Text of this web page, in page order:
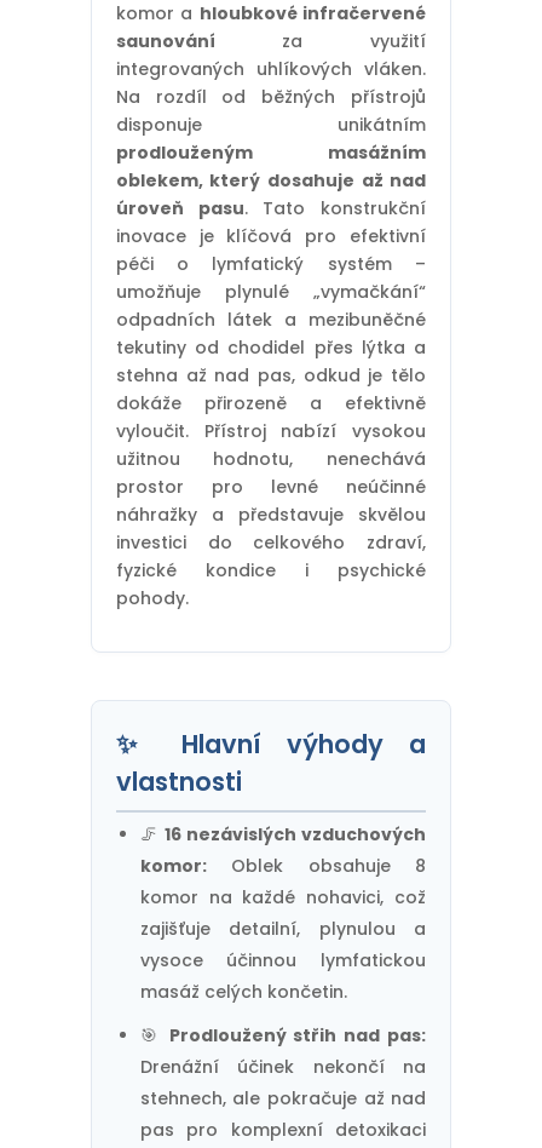
komor a hloubkové infračervené
saunování za využití
integrovaných uhlíkových vláken.
Na rozdíl od běžných přístrojů
disponuje unikátním
prodlouženým masážním
oblekem, který dosahuje až nad
úroveň pasu. Tato konstrukční
inovace je klíčová pro efektivní
péči o lymfatický systém –
umožňuje plynulé „vymačkání“
odpadních látek a mezibuněčné
tekutiny od chodidel přes lýtka a
stehna až nad pas, odkud je tělo
dokáže přirozeně a efektivně
vyloučit. Přístroj nabízí vysokou
užitnou hodnotu, nenechává
prostor pro levné neúčinné
náhražky a představuje skvělou
investici do celkového zdraví,
fyzické kondice i psychické
pohody.
✨ Hlavní výhody a
vlastnosti
🦵 16 nezávislých vzduchových
komor:Oblek obsahuje 8
komor na každé nohavici, což
zajišťuje detailní, plynulou a
vysoce účinnou lymfatickou
masáž celých končetin.
🎯 Prodloužený střih nad pas:
Drenážní účinek nekončí na
stehnech, ale pokračuje až nad
pas pro komplexní detoxikaci